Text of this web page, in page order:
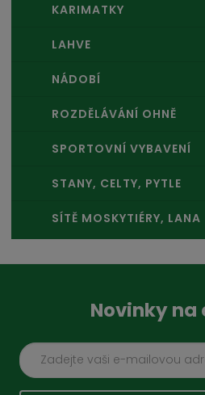
KARIMATKY
LAHVE
NÁDOBÍ
ROZDĚLÁVÁNÍ OHNĚ
SPORTOVNÍ VYBAVENÍ
STANY, CELTY, PYTLE
SÍTĚ MOSKYTIÉRY, LANA
Novinky